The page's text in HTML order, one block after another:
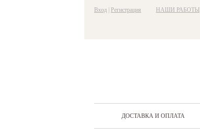
Вход Регистрация НАШИ РАБОТЫ
ДОСТАВКА И ОПЛАТА